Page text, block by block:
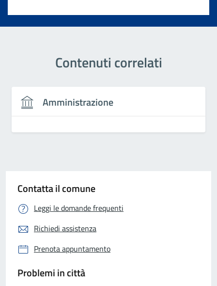
Contenuti correlati
Amministrazione
Contatta il comune
Leggi le domande frequenti
Richiedi assistenza
Prenota appuntamento
Problemi in città